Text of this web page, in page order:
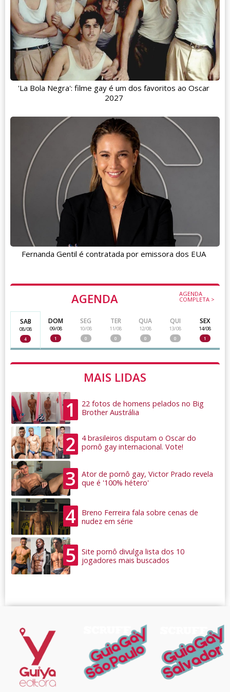
AGENDA AGENDA
COMPLETA >
SAB
08/08
4
DOM
09/08
1
SEG
10/08
0
TER
11/08
0
QUA
12/08
0
QUI
13/08
0
SEX
14/08
1
MAIS LIDAS
1
22 fotos de homens pelados no Big
Brother Austrália
2
4 brasileiros disputam o Oscar do
pornô gay internacional. Vote!
3
Ator de pornô gay, Victor Prado revela
que é '100% hétero'
4
Breno Ferreira fala sobre cenas de
nudez em série
5
Site pornô divulga lista dos 10
jogadores mais buscados
'La Bola Negra': filme gay é um dos favoritos ao Oscar
2027
Fernanda Gentil é contratada por emissora dos EUA